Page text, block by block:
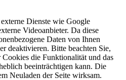
Dienste wie Google
Videoanbieter. Da diese
Daten von Ihnen
deaktivieren. Bitte beachten Sie,
die Funktionalität und das
beeinträchtigen kann. Die
Neuladen der Seite wirksam.